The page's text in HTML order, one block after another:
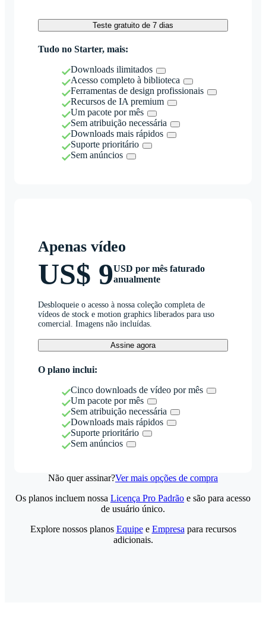
Teste gratuito de 7 dias
Tudo no Starter, mais:
Downloads ilimitados
Acesso completo à biblioteca
Ferramentas de design profissionais
Recursos de IA premium
Um pacote por mês
Sem atribuição necessária
Downloads mais rápidos
Suporte prioritário
Sem anúncios
Apenas vídeo
US$ 9USD por mês faturado
anualmente
Desbloqueie o acesso à nossa coleção completa de
vídeos de stock e motion graphics liberados para uso
comercial. Imagens não incluídas.
Assine agora
O plano inclui:
Cinco downloads de vídeo por mês
Um pacote por mês
Sem atribuição necessária
Downloads mais rápidos
Suporte prioritário
Sem anúncios
Não quer assinar?Ver mais opções de compra
Os planos incluem nossa Licença Pro Padrão e são para acesso
de usuário único.
Explore nossos planos Equipee Empresa para recursos
adicionais.